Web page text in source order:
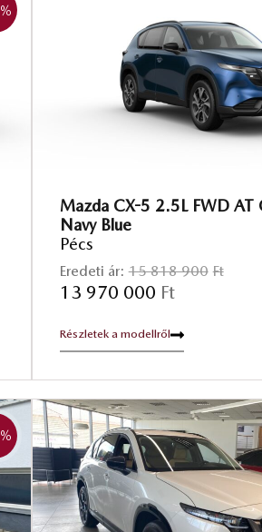
%
Mazda CX-5 2.5L FWD AT
Navy Blue
Pécs
Eredeti ár: 15 818 900 Ft
13 970 000 Ft
Részletek a modellről
%